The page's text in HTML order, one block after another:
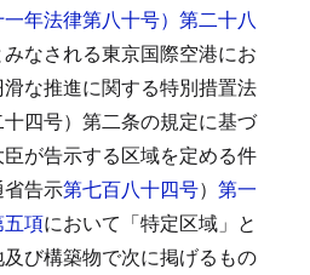
年法律第八十号）第二十八
なされる東京国際空港にお
な推進に関する特別措置法
十四号）第二条の規定に基づ
が告示する区域を定める件
省告示第七百八十四号） 第一
五項において「特定区域」と
び構築物で次に掲げるもの